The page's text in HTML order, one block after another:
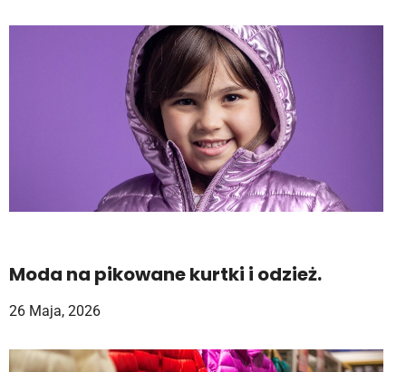
Moda na pikowane kurtki i odzież.
26 Maja, 2026